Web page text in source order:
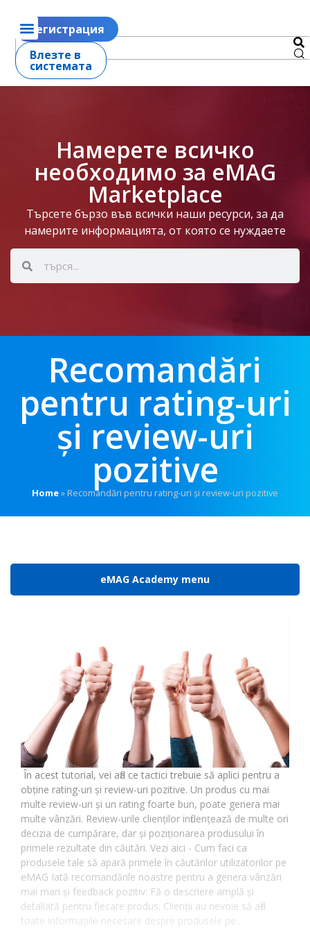
Регистрация
Влезте в
системата
Намерете всичко
необходимо за eMAG
Marketplace
Търсете бързо във всички наши ресурси, за да
намерите информацията, от която се нуждаете
Recomandări
pentru rating-uri
și review-uri
pozitive
Home»Recomandări pentru rating-uri și review-uri pozitive
eMAG Academy menu
În acest tutorial, vei afla ce tactici trebuie să aplici pentru a
obține rating-uri și review-uri pozitive. Un produs cu mai
multe review-uri și un rating foarte bun, poate genera mai
multe vânzări. Review-urile clienților influențează de multe ori
decizia de cumpărare, dar și poziționarea produsului în
primele rezultate din căutări. Vezi aici - Cum faci ca
produsele tale să apară primele în căutărilor utilizatorilor pe
eMAG Iată recomandările noastre pentru a genera vânzări
mai mari și feedback pozitiv: Fă o descriere amplă și
detaliată pentru fiecare produs. Clienții au nevoie să afle
toate informațiile necesare despre produsele pe…